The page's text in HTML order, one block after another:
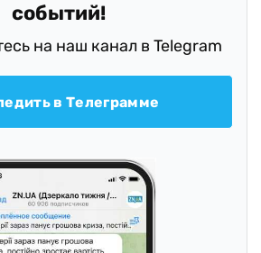
событий!
на наш канал в Telegram
в Телеграмме